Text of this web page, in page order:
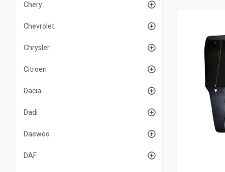
Chery
Chevrolet
Chrysler
Citroen
Dacia
Dadi
Daewoo
DAF